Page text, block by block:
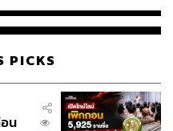
าวะขาดทุนต่อเนื่องนับ
ยตั้งแต่ต้นปี 2020 จนถึง
อลลาร์สหรัฐ (ราว 8.13
ทั้งการแข่งขันที่รุนแรง
PICKS
น